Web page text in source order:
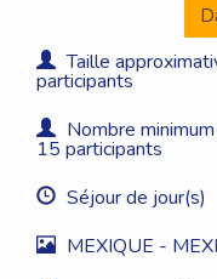
Taille
participants
Nombre
15 participants
Séjour de jour(s)
MEXIQUE -